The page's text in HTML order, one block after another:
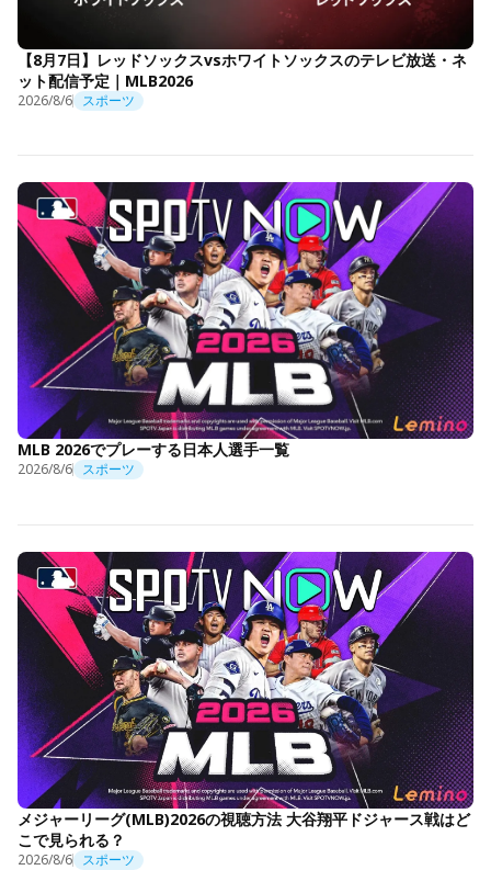
【8月7日】レッドソックスvsホワイトソックスのテレビ放送・ネ
ット配信予定｜MLB2026
2026/8/6 スポーツ
MLB 2026でプレーする日本人選手一覧
2026/8/6 スポーツ
メジャーリーグ(MLB)2026の視聴方法 大谷翔平ドジャース戦はど
こで見られる？
2026/8/6 スポーツ